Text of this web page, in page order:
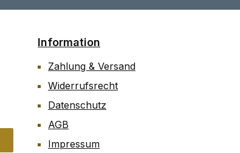
Information
Zahlung & Versand
Widerrufsrecht
Datenschutz
AGB
Impressum